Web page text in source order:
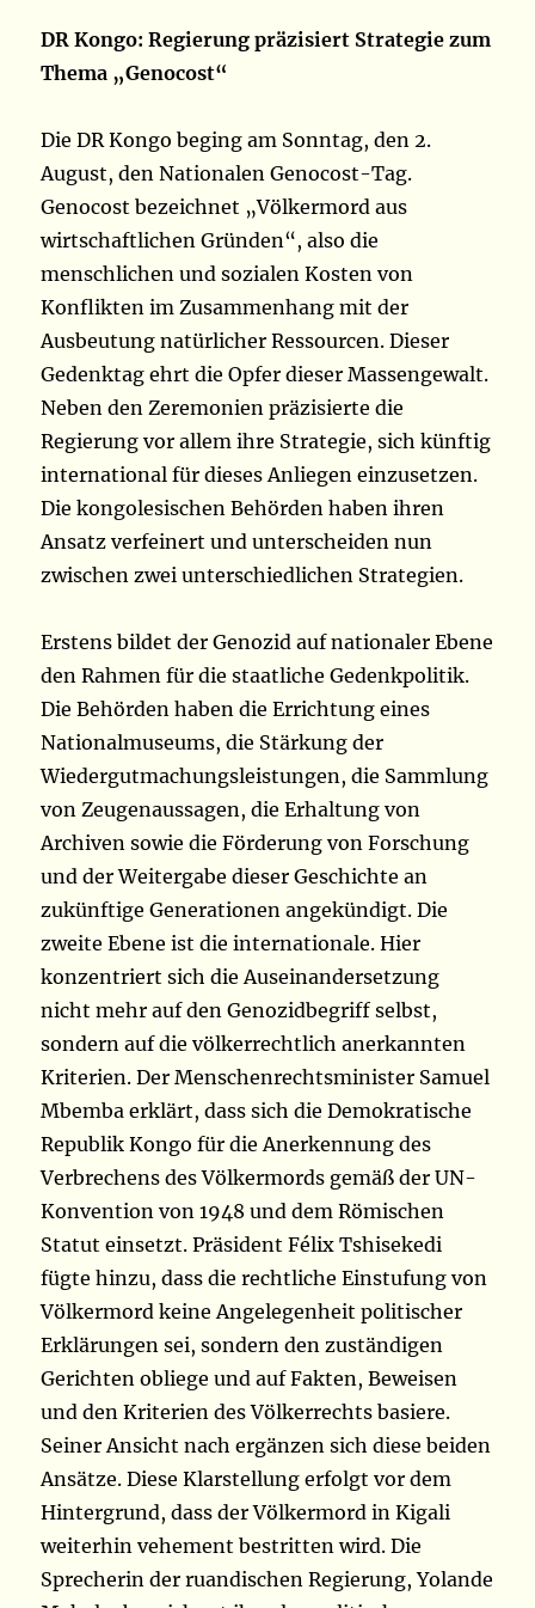
DR Kongo: Regierung präzisiert Strategie zum
Thema „Genocost“
Die DR Kongo beging am Sonntag, den 2.
August, den Nationalen Genocost-Tag.
Genocost bezeichnet „Völkermord aus
wirtschaftlichen Gründen“, also die
menschlichen und sozialen Kosten von
Konflikten im Zusammenhang mit der
Ausbeutung natürlicher Ressourcen. Dieser
Gedenktag ehrt die Opfer dieser Massengewalt.
Neben den Zeremonien präzisierte die
Regierung vor allem ihre Strategie, sich künftig
international für dieses Anliegen einzusetzen.
Die kongolesischen Behörden haben ihren
Ansatz verfeinert und unterscheiden nun
zwischen zwei unterschiedlichen Strategien.
Erstens bildet der Genozid auf nationaler Ebene
den Rahmen für die staatliche Gedenkpolitik.
Die Behörden haben die Errichtung eines
Nationalmuseums, die Stärkung der
Wiedergutmachungsleistungen, die Sammlung
von Zeugenaussagen, die Erhaltung von
Archiven sowie die Förderung von Forschung
und der Weitergabe dieser Geschichte an
zukünftige Generationen angekündigt. Die
zweite Ebene ist die internationale. Hier
konzentriert sich die Auseinandersetzung
nicht mehr auf den Genozidbegriff selbst,
sondern auf die völkerrechtlich anerkannten
Kriterien. Der Menschenrechtsminister Samuel
Mbemba erklärt, dass sich die Demokratische
Republik Kongo für die Anerkennung des
Verbrechens des Völkermords gemäß der UN-
Konvention von 1948 und dem Römischen
Statut einsetzt. Präsident Félix Tshisekedi
fügte hinzu, dass die rechtliche Einstufung von
Völkermord keine Angelegenheit politischer
Erklärungen sei, sondern den zuständigen
Gerichten obliege und auf Fakten, Beweisen
und den Kriterien des Völkerrechts basiere.
Seiner Ansicht nach ergänzen sich diese beiden
Ansätze. Diese Klarstellung erfolgt vor dem
Hintergrund, dass der Völkermord in Kigali
weiterhin vehement bestritten wird. Die
Sprecherin der ruandischen Regierung, Yolande